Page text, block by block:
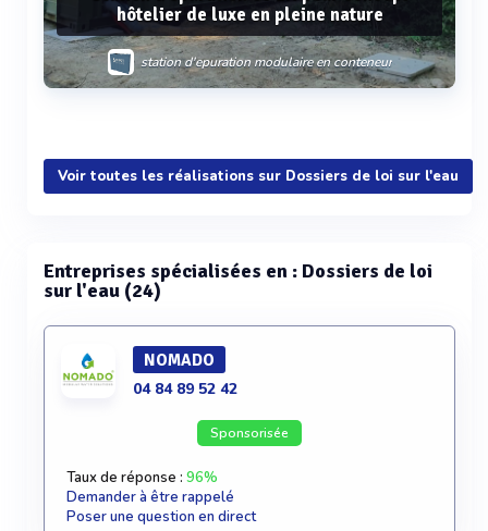
hôtelier de luxe en pleine nature
station d'epuration modulaire en conteneur
Voir plus
Voir toutes les réalisations sur Dossiers de loi sur l'eau
Entreprises spécialisées en : Dossiers de loi
sur l'eau (24)
NOMADO
04 84 89 52 42
Sponsorisée
Taux de réponse : 96%
Demander à être rappelé
Poser une question en direct